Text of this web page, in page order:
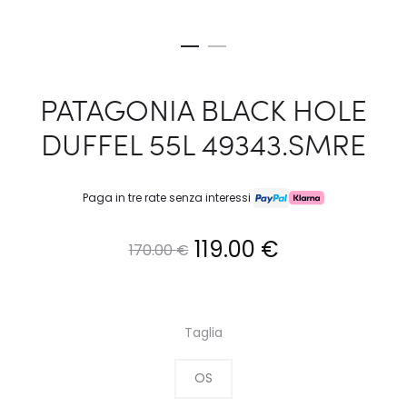
PATAGONIA BLACK HOLE
DUFFEL 55L 49343.SMRE
Paga in tre rate senza interessi
170.00€ Il
originale
era:
119.00 €Il
Taglia
OS